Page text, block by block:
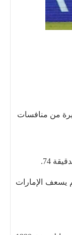
بفوزها على الإمارات 2-1 في الجولة الأخيرة من منافسات
يسعف الإمارات